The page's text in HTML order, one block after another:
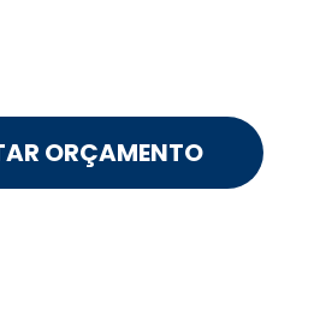
ORÇAMENTO